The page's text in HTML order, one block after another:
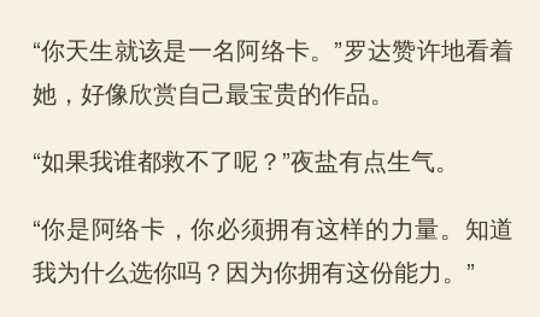
“你天生就该是一名阿络卡。”罗达赞许地看着
她，好像欣赏自己最宝贵的作品。
“如果我谁都救不了呢？”夜盐有点生气。
“你是阿络卡，你必须拥有这样的力量。知道
我为什么选你吗？因为你拥有这份能力。”